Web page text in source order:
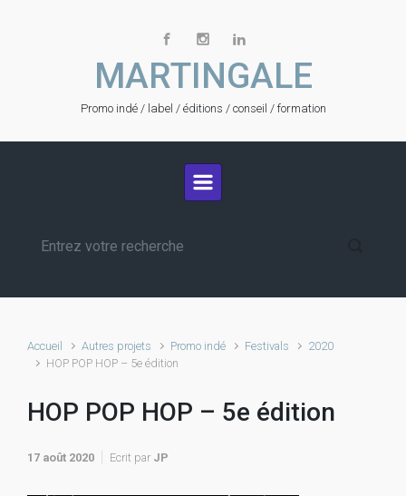
MARTINGALE
Promo indé / label / éditions / conseil / formation
Accueil Autres projets Promo indé Festivals
2020
HOP POP HOP – 5e édition
HOP POP HOP – 5e édition
17 août 2020 Ecrit par JP